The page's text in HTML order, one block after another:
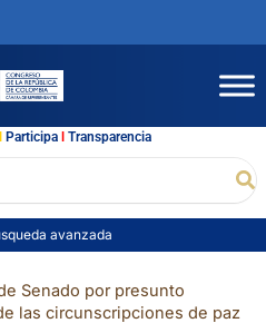
l Participal Transparencia
avanzada
Senado por presunto
las circunscripciones de paz